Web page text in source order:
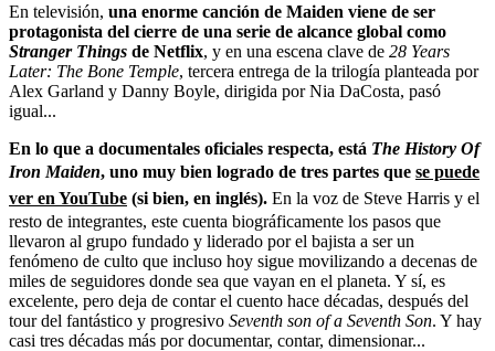
En televisión, una enorme canción de Maiden viene de ser
protagonista del cierre de una serie de alcance global como
Stranger Things de Netflix, y en una escena clave de 28 Years
Later: The Bone Temple, tercera entrega de la trilogía planteada por
Alex Garland y Danny Boyle, dirigida por Nia DaCosta, pasó
igual...
En lo que a documentales oficiales respecta, está The History Of
Iron Maiden, uno muy bien logrado de tres partes que se puede
ver en YouTube (si bien, en inglés). En la voz de Steve Harris y el
resto de integrantes, este cuenta biográficamente los pasos que
llevaron al grupo fundado y liderado por el bajista a ser un
fenómeno de culto que incluso hoy sigue movilizando a decenas de
miles de seguidores donde sea que vayan en el planeta. Y sí, es
excelente, pero deja de contar el cuento hace décadas, después del
tour del fantástico y progresivo Seventh son of a Seventh Son. Y hay
casi tres décadas más por documentar, contar, dimensionar...